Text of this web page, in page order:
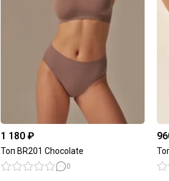
1 180 ₽
Топ BR201 Chocolate
0